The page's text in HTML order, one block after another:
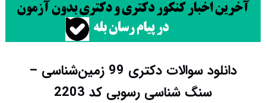
دانلود سوالات دکتری 99 زمین‌شناسی –
سنگ شناسی رسوبی کد 2203